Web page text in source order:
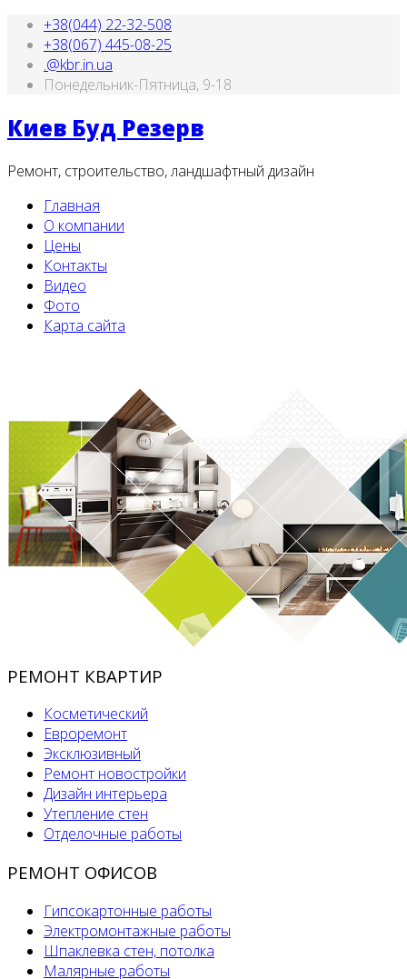
+38(044) 22-32-508
+38(067) 445-08-25
.@kbr.in.ua
Понедельник-Пятница, 9-18
Киев Буд Резерв
Ремонт, строительство, ландшафтный дизайн
Главная
О компании
Цены
Контакты
Видео
Фото
Карта сайта
РЕМОНТ КВАРТИР
Косметический
Евроремонт
Эксклюзивный
Ремонт новостройки
Дизайн интерьера
Утепление стен
Отделочные работы
РЕМОНТ ОФИСОВ
Гипсокартонные работы
Электромонтажные работы
Шпаклевка стен, потолка
Малярные работы